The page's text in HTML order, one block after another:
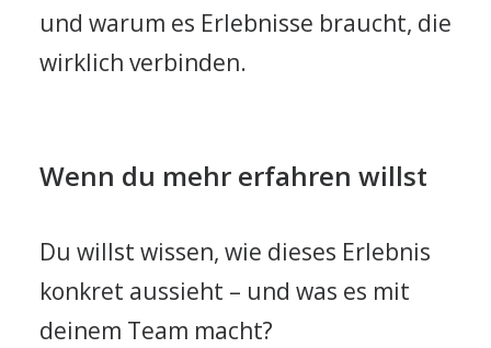
und warum es Erlebnisse braucht, die
wirklich verbinden.
Wenn du mehr erfahren willst
Du willst wissen, wie dieses Erlebnis
konkret aussieht – und was es mit
deinem Team macht?